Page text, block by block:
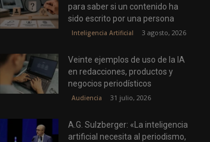
para saber si un contenido ha
sido escrito por una persona
Inteligencia Artificial 3 agosto, 2026
Veinte ejemplos de uso de la IA
en redacciones, productos y
negocios periodísticos
Audiencia 31 julio, 2026
A.G. Sulzberger: «La inteligencia
artificial necesita al periodismo,